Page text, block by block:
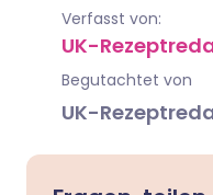
Verfasst von:
UK-
Begutachtet von
UK-